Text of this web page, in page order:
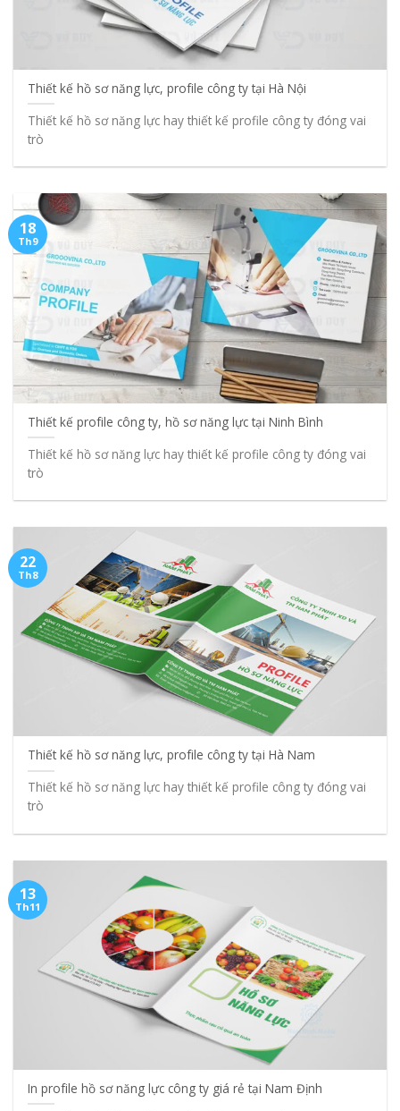
Thiết kế hồ sơ năng lực, profile công ty tại Hà Nội
Thiết kế hồ sơ năng lực hay thiết kế profile công ty đóng vai
trò
Thiết kế profile công ty, hồ sơ năng lực tại Ninh Bình
Thiết kế hồ sơ năng lực hay thiết kế profile công ty đóng vai
trò
18
Th9
Thiết kế hồ sơ năng lực, profile công ty tại Hà Nam
Thiết kế hồ sơ năng lực hay thiết kế profile công ty đóng vai
trò
22
Th8
In profile hồ sơ năng lực công ty giá rẻ tại Nam Định
13
Th11